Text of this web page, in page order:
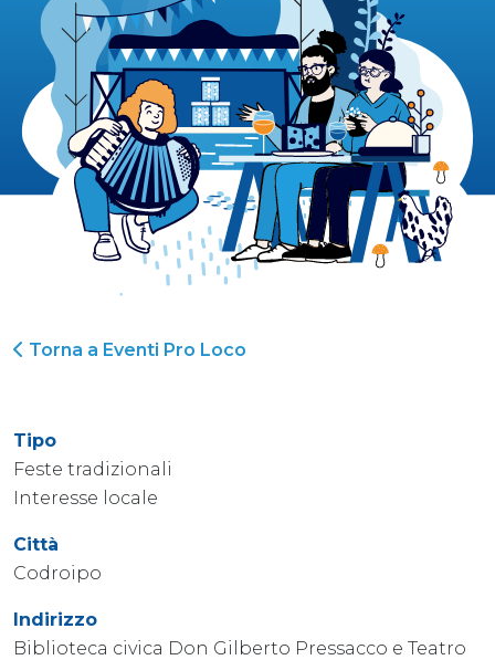
Torna a Eventi Pro Loco
Tipo
Feste tradizionali
Interesse locale
Città
Codroipo
Indirizzo
Biblioteca civica Don Gilberto Pressacco e Teatro